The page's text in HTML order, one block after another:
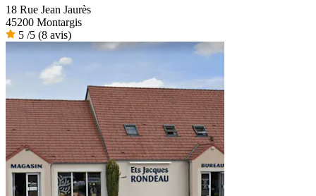
18 Rue Jean Jaurès
45200 Montargis
5 /5 (8 avis)